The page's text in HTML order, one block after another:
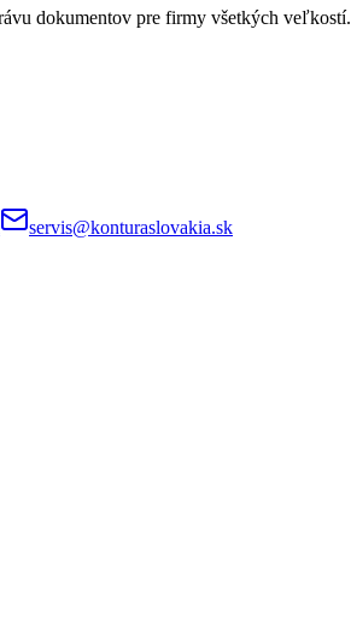
dokumentov pre firmy všetkých veľkostí.
servis@konturaslovakia.sk